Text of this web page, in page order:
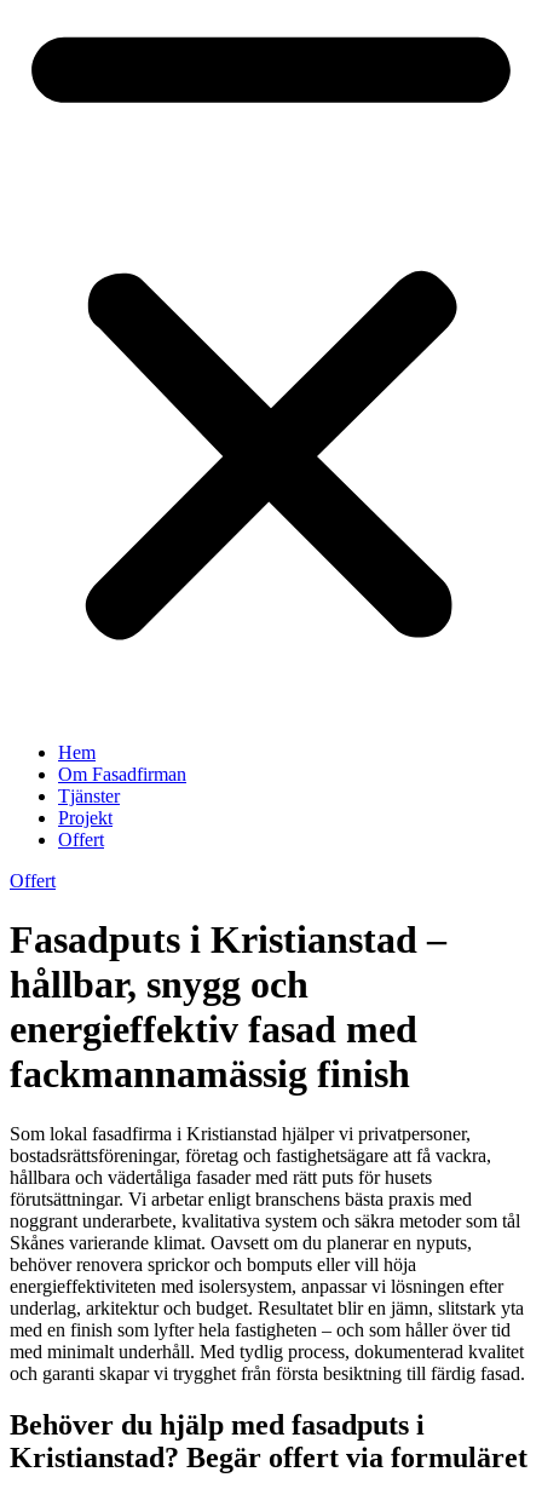
Hem
Om Fasadfirman
Tjänster
Projekt
Offert
Offert
Fasadputs i Kristianstad –
hållbar, snygg och
energieffektiv fasad med
fackmannamässig finish
Som lokal fasadfirma i Kristianstad hjälper vi privatpersoner,
bostadsrättsföreningar, företag och fastighetsägare att få vackra,
hållbara och vädertåliga fasader med rätt puts för husets
förutsättningar. Vi arbetar enligt branschens bästa praxis med
noggrant underarbete, kvalitativa system och säkra metoder som tål
Skånes varierande klimat. Oavsett om du planerar en nyputs,
behöver renovera sprickor och bomputs eller vill höja
energieffektiviteten med isolersystem, anpassar vi lösningen efter
underlag, arkitektur och budget. Resultatet blir en jämn, slitstark yta
med en finish som lyfter hela fastigheten – och som håller över tid
med minimalt underhåll. Med tydlig process, dokumenterad kvalitet
och garanti skapar vi trygghet från första besiktning till färdig fasad.
Behöver du hjälp med fasadputs i
Kristianstad? Begär offert via formuläret